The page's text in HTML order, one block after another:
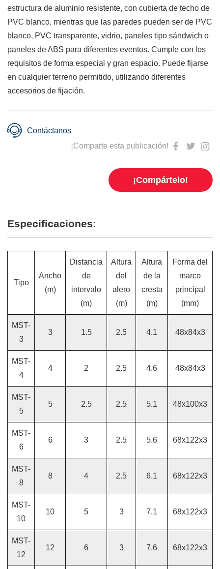
estructura de aluminio resistente, con cubierta de techo de
PVC blanco, mientras que las paredes pueden ser de PVC
blanco, PVC transparente, vidrio, paneles tipo sándwich o
paneles de ABS para diferentes eventos. Cumple con los
requisitos de forma especial y gran espacio. Puede fijarse
en cualquier terreno permitido, utilizando diferentes
accesorios de fijación.
Contáctanos
¡Comparte esta publicación!
¡Compártelo!
Especificaciones:
Tipo
Ancho
(m)
Distancia
de
intervalo
(m)
Altura
del
alero
(m)
Altura
de la
cresta
(m)
Forma del
marco
principal
(mm)
MST-
3
3 1.5 2.5 4.1 48x84x3
MST-
4
4 2 2.5 4.6 48x84x3
MST-
5
5 2.5 2.5 5.1 48x100x3
MST-
6
6 3 2.5 5.6 68x122x3
MST-
8
8 4 2.5 6.1 68x122x3
MST-
10
10 5 3 7.1 68x122x3
MST-
12
12 6 3 7.6 68x122x3